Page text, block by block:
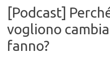
[Podcast]
vogliono
fanno?